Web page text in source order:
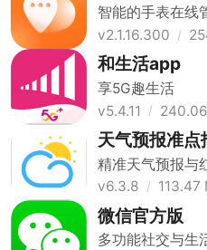
智能的手表在线
v2.1.16.300
和生活app
享5G趣生活
v5.4.11
天气预报准
精准天气预报与
用
v6.3.8 113.47
微信官方版
多功能社交与生